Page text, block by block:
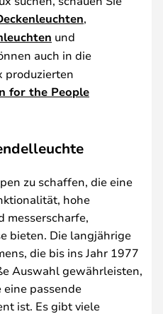
,
und
auch in die
produzierten
for the People
zu schaffen, die eine
hohe
messerscharfe,
bieten. Die langjährige
die bis ins Jahr 1977
Auswahl gewährleisten,
eine passende
ist. Es gibt viele